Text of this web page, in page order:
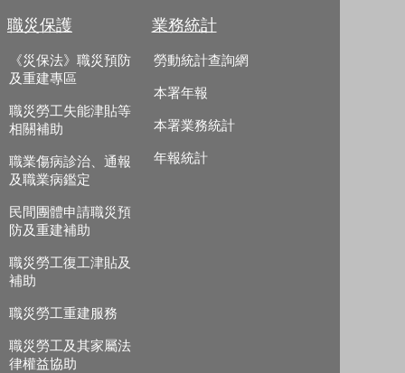
職災保護
《災保法》職災預防
及重建專區
職災勞工失能津貼等
相關補助
職業傷病診治、通報
及職業病鑑定
民間團體申請職災預
防及重建補助
職災勞工復工津貼及
補助
職災勞工重建服務
職災勞工及其家屬法
律權益協助
業務統計
勞動統計查詢網
本署年報
本署業務統計
年報統計